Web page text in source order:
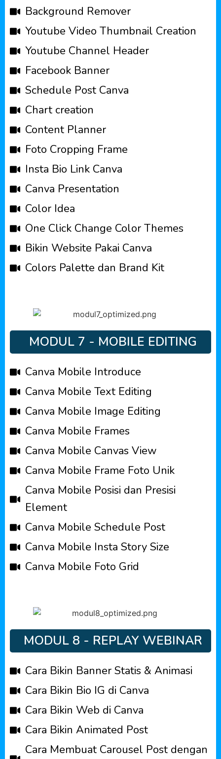
Background Remover
Youtube Video Thumbnail Creation
Youtube Channel Header
Facebook Banner
Schedule Post Canva
Chart creation
Content Planner
Foto Cropping Frame
Insta Bio Link Canva
Canva Presentation
Color Idea
One Click Change Color Themes
Bikin Website Pakai Canva
Colors Palette dan Brand Kit
MODUL 7 - MOBILE EDITING
Canva Mobile Introduce
Canva Mobile Text Editing
Canva Mobile Image Editing
Canva Mobile Frames
Canva Mobile Canvas View
Canva Mobile Frame Foto Unik
Canva Mobile Posisi dan Presisi
Element
Canva Mobile Schedule Post
Canva Mobile Insta Story Size
Canva Mobile Foto Grid
MODUL 8 - REPLAY WEBINAR
Cara Bikin Banner Statis & Animasi
Cara Bikin Bio IG di Canva
Cara Bikin Web di Canva
Cara Bikin Animated Post
Cara Membuat Carousel Post dengan